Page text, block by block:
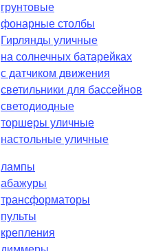
грунтовые
фонарные столбы
Гирлянды уличные
на солнечных батарейках
с датчиком движения
светильники для бассейнов
светодиодные
торшеры уличные
настольные уличные
лампы
абажуры
трансформаторы
пульты
крепления